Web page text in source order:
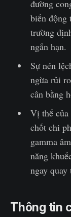
đường
biến động
trường
ngắn hạn.
Sự nén
ngừa rủi
cân bằng
Vị thế của
chốt chi
gamma
năng
ngay
Thông tin